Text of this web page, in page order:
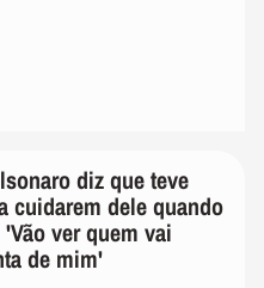
diz que teve
cuidarem dele quando
ver quem vai
de mim'